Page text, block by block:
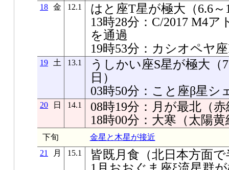
18 金 12.1
はと座T星が極大（6.6～
13時28分：C/2017 M4
を通過
19時53分：カシオペヤ
19 土 13.1
うしかい座S星が極大（
日）
03時50分：こと座β星シ
20 日 14.1
08時19分：月が最北（赤
18時00分：大寒（太陽黄
下旬
金星と木星が接近
21
月 15.1
皆既月食（北日本方面